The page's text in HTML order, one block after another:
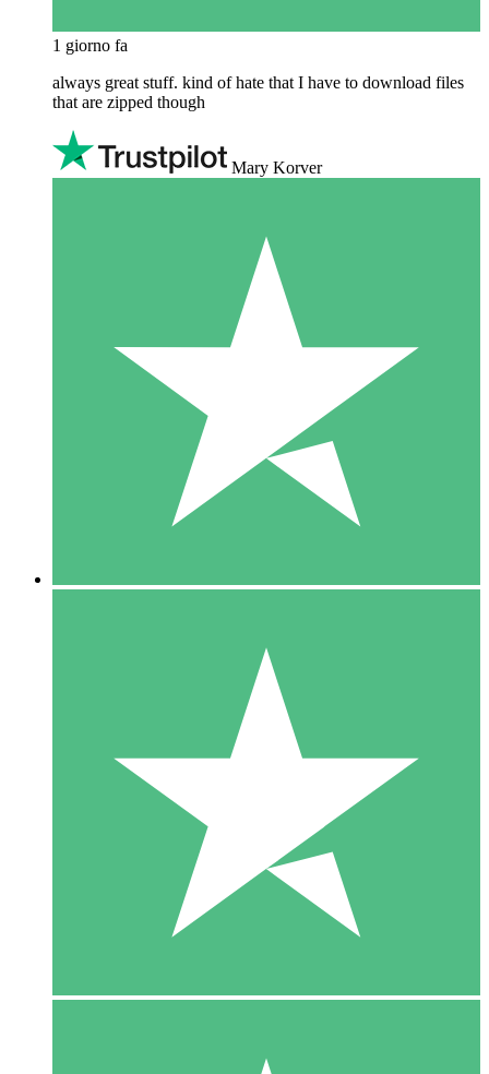
1 giorno fa
always great stuff. kind of hate that I have to download files
that are zipped though
Mary Korver